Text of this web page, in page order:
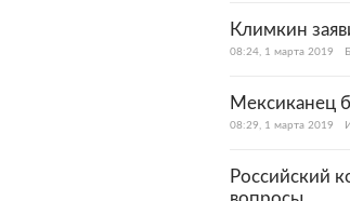
Климкин
08:24, 1 марта 2019
Мексиканец
08:29, 1 марта 2019
Российский